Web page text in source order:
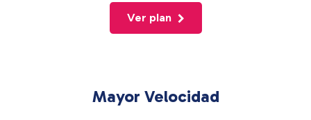
Ver plan
Mayor Velocidad